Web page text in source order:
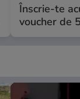
Înscrie-te
voucher de